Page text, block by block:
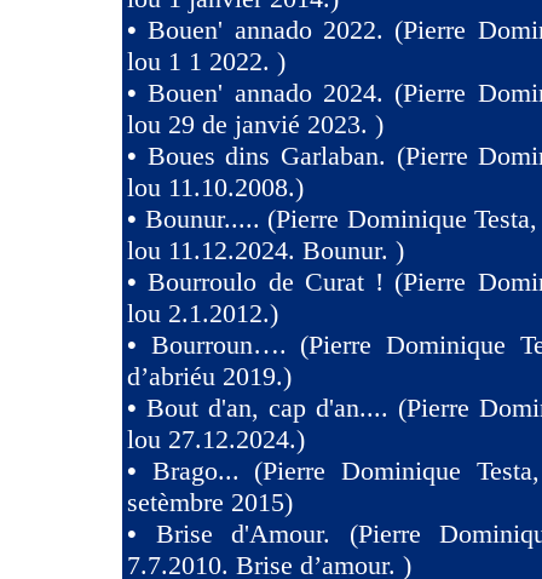
•Bouen' annado 2022. (Pierre
lou 1 1 2022. )
•Bouen' annado 2024. (Pierre
lou 29 de janvié 2023. )
• Boues dins Garlaban. (Pierre
lou 11.10.2008.)
• Bounur..... (Pierre Dominique
lou 11.12.2024. Bounur. )
•Bourroulo de Curat ! (Pierre
lou 2.1.2012.)
• Bourroun…. (Pierre Dominique
d’abriéu 2019.)
• Bout d'an, cap d'an.... (Pierre
lou 27.12.2024.)
• Brago... (Pierre Dominique
setèmbre 2015)
• Brise d'Amour. (Pierre
7.7.2010. Brise d’amour. )